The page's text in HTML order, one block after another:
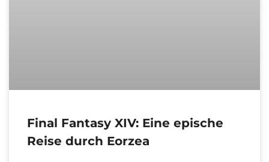
Final Fantasy XIV: Eine epische
Reise durch Eorzea